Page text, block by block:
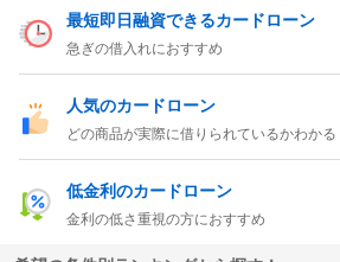
最短即日融資できるカードローン
急ぎの借入れにおすすめ
人気のカードローン
どの商品が実際に借りられているかわかる
低金利のカードローン
金利の低さ重視の方におすすめ